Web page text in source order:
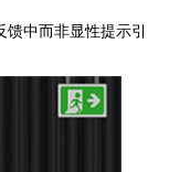
中而非显性提示引